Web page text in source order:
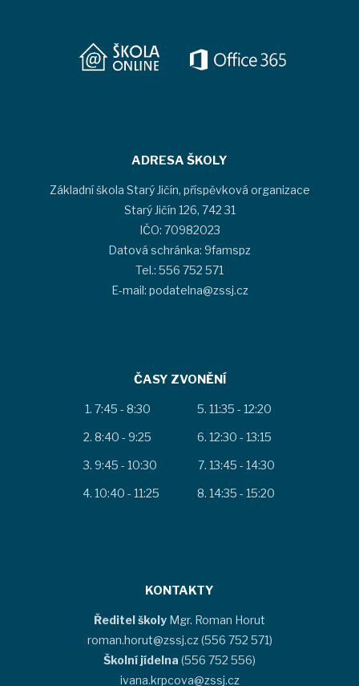
ADRESA ŠKOLY
Základní škola Starý Jičín, příspěvková organizace
Starý Jičín 126, 742 31
IČO: 70982023
Datová schránka: 9famspz
Tel.: 556 752 571
E-mail: podatelna@zssj.cz
ČASY ZVONĚNÍ
7:45 - 8:30
8:40 - 9:25
9:45 - 10:30
10:40 - 11:25
11:35 - 12:20
12:30 - 13:15
13:45 - 14:30
14:35 - 15:20
KONTAKTY
Ředitel školy Mgr. Roman Horut
roman.horut@zssj.cz (556 752 571)
Školní jídelna (556 752 556)
ivana.krpcova@zssj.cz